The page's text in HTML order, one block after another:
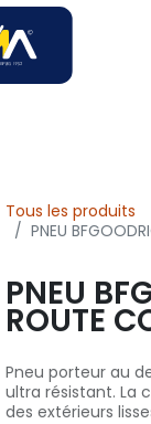
Tous les produits
PNEU
PNEU
ROUTE
Pneu porteur au
ultra résistant. La
des extérieurs